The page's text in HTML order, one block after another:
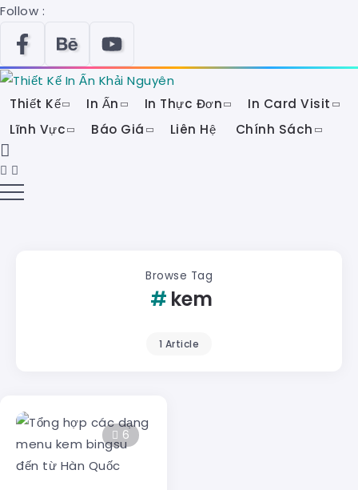
Follow :
Thiết Kế In Ấn In Thực Đơn
In Card Visit
Lĩnh Vực
Báo Giá Liên Hệ Chính Sách
Browse Tag
kem
1 Article
6